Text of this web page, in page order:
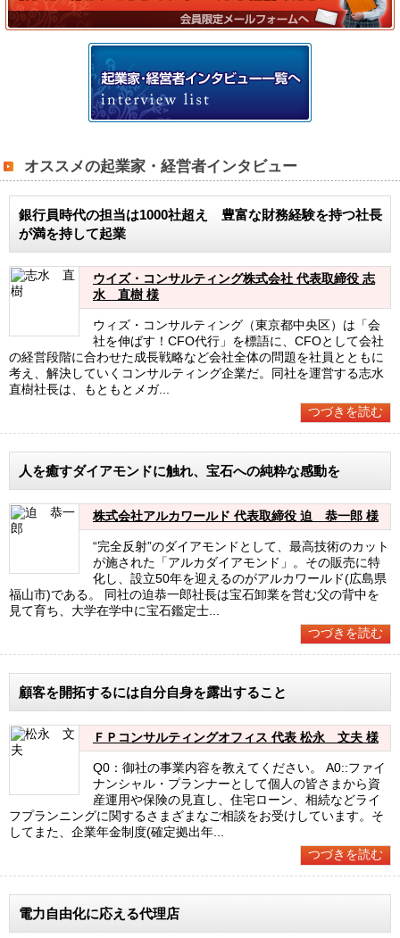
オススメの起業家・経営者インタビュー
銀行員時代の担当は1000社超え 豊富な財務経験を持つ社長
が満を持して起業
ウイズ・コンサルティング株式会社 代表取締役 志
水 直樹 様
ウィズ・コンサルティング（東京都中央区）は「会
社を伸ばす！CFO代行」を標語に、CFOとして会社
の経営段階に合わせた成長戦略など会社全体の問題を社員とともに
考え、解決していくコンサルティング企業だ。同社を運営する志水
直樹社長は、もともとメガ...
つづきを読む
人を癒すダイアモンドに触れ、宝石への純粋な感動を
株式会社アルカワールド 代表取締役 迫 恭一郎 様
“完全反射”のダイアモンドとして、最高技術のカット
が施された「アルカダイアモンド」。その販売に特
化し、設立50年を迎えるのがアルカワールド(広島県
福山市)である。 同社の迫恭一郎社長は宝石卸業を営む父の背中を
見て育ち、大学在学中に宝石鑑定士...
つづきを読む
顧客を開拓するには自分自身を露出すること
ＦＰコンサルティングオフィス 代表 松永 文夫 様
Q0：御社の事業内容を教えてください。 A0::ファイ
ナンシャル・プランナーとして個人の皆さまから資
産運用や保険の見直し、住宅ローン、相続などライ
フプランニングに関するさまざまなご相談をお受けしています。そ
してまた、企業年金制度(確定拠出年...
つづきを読む
電力自由化に応える代理店